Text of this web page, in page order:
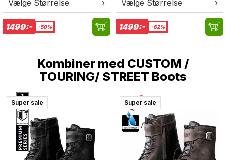
Organisationspanel med sikkerhedslomme
Opbevaringsrum til sko
Ergonomiske, polstrede og justerbare skulderstropper
med quick release
Integreret hjelmholder
Polstret computertaske til 15" bærbare computere
Forberedt til væskesystemer
Regnslag
Kapacitet: 22,2 L
Vælge Størrelse ›
1499:- -50%
Vælge Størrelse ›
1499:- -62%
Kombiner med CUSTOM /
TOURING/ STREET Boots
Super sale Super sale